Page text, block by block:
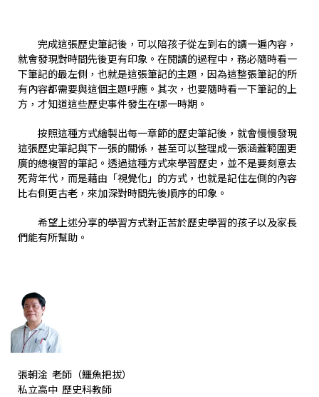
完成這張歷史筆記後，可以陪孩子從左到右的讀一遍內容，
就會發現對時間先後更有印象。在閱讀的過程中，務必隨時看一
下筆記的最左側，也就是這張筆記的主題，因為這整張筆記的所
有內容都需要與這個主題呼應。其次，也要隨時看一下筆記的上
方，才知道這些歷史事件發生在哪一時期。
按照這種方式繪製出每一章節的歷史筆記後，就會慢慢發現
這張歷史筆記與下一張的關係，甚至可以整理成一張涵蓋範圍更
廣的總複習的筆記。透過這種方式來學習歷史，並不是要刻意去
死背年代，而是藉由「視覺化」的方式，也就是記住左側的內容
比右側更古老，來加深對時間先後順序的印象。
希望上述分享的學習方式對正苦於歷史學習的孩子以及家長
們能有所幫助。
張朝淦 老師（鱷魚把拔）
私立高中 歷史科教師